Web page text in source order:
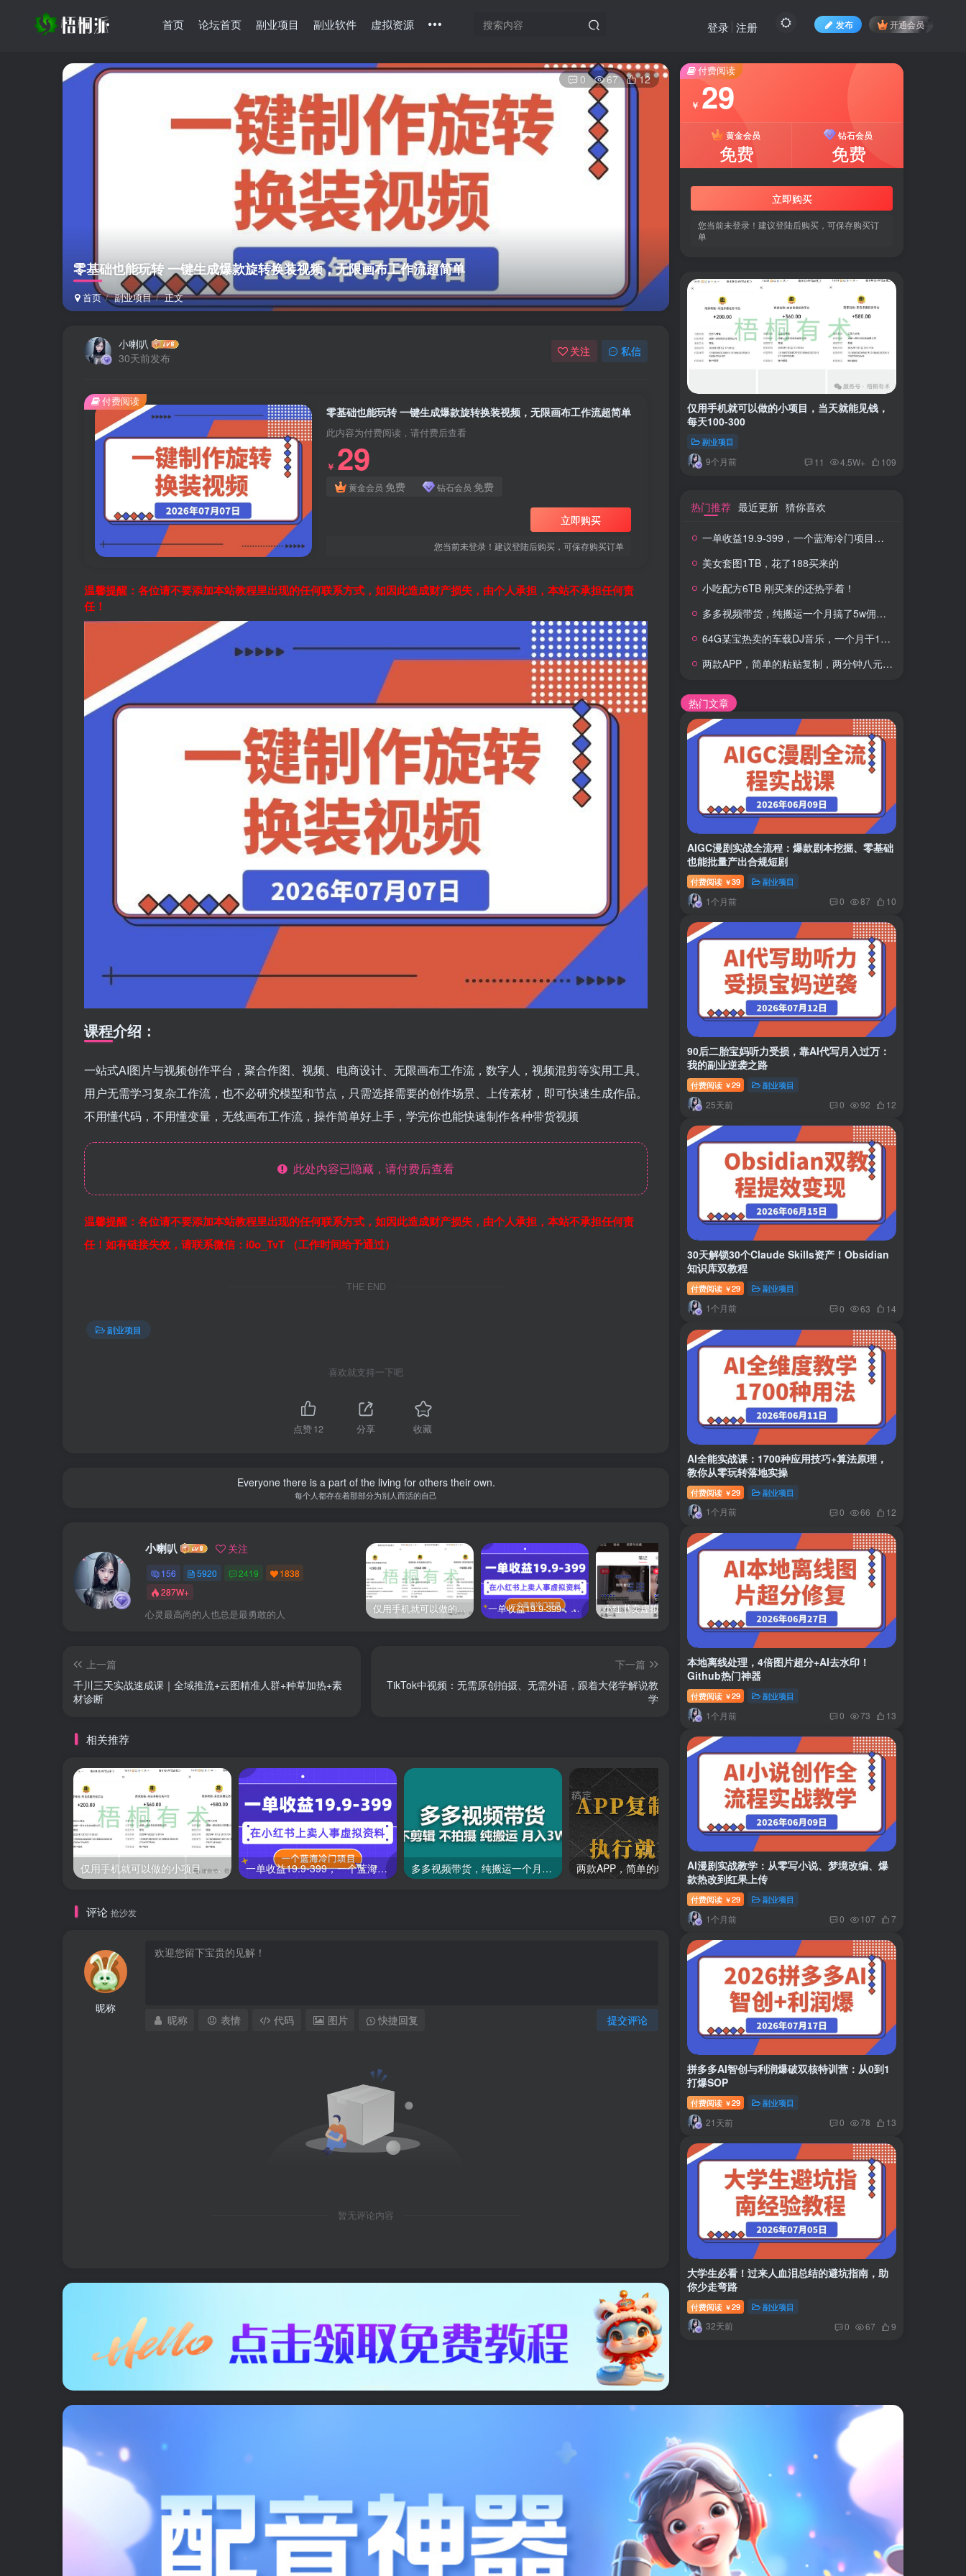
首页 论坛首页 副业项目 副业软件 虚拟资源 发布 开通会员
登录 注册
零基础也能玩转 一键生成爆款旋转换装视频，无限画布工作流超简单
首页 副业项目 正文
0 67 12
小喇叭
30天前发布
关注 私信
零基础也能玩转 一键生成爆款旋转换装视频，无限画布工作流超简单
此内容为付费阅读，请付费后查看
￥ 29
黄金会员 免费 钻石会员 免费
立即购买
您当前未登录！建议登陆后购买，可保存购买订单
付费阅读
温馨提醒：各位请不要添加本站教程里出现的任何联系方式，如因此造成财产损失，由个人承担，本站不承担任何责
任！
课程介绍：
一站式AI图片与视频创作平台，聚合作图、视频、电商设计、无限画布工作流，数字人，视频混剪等实用工具。
用户无需学习复杂工作流，也不必研究模型和节点，只需选择需要的创作场景、上传素材，即可快速生成作品。
不用懂代码，不用懂变量，无线画布工作流，操作简单好上手，学完你也能快速制作各种带货视频
此处内容已隐藏，请付费后查看
温馨提醒：各位请不要添加本站教程里出现的任何联系方式，如因此造成财产损失，由个人承担，本站不承担任何责
任！如有链接失效，请联系微信：i0o_TvT （工作时间给予通过）
THE END
副业项目
喜欢就支持一下吧
点赞12 分享 收藏
Everyone there is a part of the living for others their own.
每个人都存在着那部分为别人而活的自己
小喇叭 关注
156 5920 2419
1838
287W+
心灵最高尚的人也总是最勇敢的人 仅用手机就可以做的小项目，当天就能见钱，每天100-300 一单收益19.9-399，一个蓝海冷门项目，在小红书上卖人事虚拟资料 美女套图1TB，花了188买来的
上一篇
千川三天实战速成课｜全域推流+云图精准人群+种草加热+素
材诊断
下一篇
TikTok中视频：无需原创拍摄、无需外语，跟着大佬学解说教
学
相关推荐
仅用手机就可以做的小项目，当天就能见钱，每天100-300 一单收益19.9-399，一个蓝海冷门项目，在小红书上卖人事虚拟资料 多多视频带货，纯搬运一个月搞了5w佣金，小白也能操作 两款APP，简单的粘贴复制，两分钟八元钱，无限做，执行就有收入 2024最新风口项目 低密度蓝海赛道，日收益5000+周收益4w+…
评论 抢沙发
昵称
提交评论
昵称 表情 代码 图片 快捷回复
暂无评论内容
付费阅读
￥ 29
黄金会员
免费
钻石会员
免费
立即购买
您当前未登录！建议登陆后购买，可保存购买订
单
仅用手机就可以做的小项目，当天就能见钱，
每天100-300
副业项目
9个月前 11 4.5W+ 109
热门推荐 最近更新 猜你喜欢
一单收益19.9-399，一个蓝海冷门项目，在小红书上卖人事虚拟资料
美女套图1TB，花了188买来的
小吃配方6TB 刚买来的还热乎着！
多多视频带货，纯搬运一个月搞了5w佣金，小白也能操作
64G某宝热卖的车载DJ音乐，一个月干100W+利润
两款APP，简单的粘贴复制，两分钟八元钱，无限做，执行就有收入
热门文章
AIGC漫剧实战全流程：爆款剧本挖掘、零基础
也能批量产出合规短剧
付费阅读 ￥39 副业项目
1个月前 0 87 10
90后二胎宝妈听力受损，靠AI代写月入过万：
我的副业逆袭之路
付费阅读 ￥29 副业项目
25天前 0 92 12
30天解锁30个Claude Skills资产！Obsidian
知识库双教程
付费阅读 ￥29 副业项目
1个月前 0 63 14
AI全能实战课：1700种应用技巧+算法原理，
教你从零玩转落地实操
付费阅读 ￥29 副业项目
1个月前 0 66 12
本地离线处理，4倍图片超分+AI去水印！
Github热门神器
付费阅读 ￥29 副业项目
1个月前 0 73 13
AI漫剧实战教学：从零写小说、梦境改编、爆
款热改到红果上传
付费阅读 ￥29 副业项目
1个月前 0 107 7
拼多多AI智创与利润爆破双核特训营：从0到1
打爆SOP
付费阅读 ￥29 副业项目
21天前 0 78 13
大学生必看！过来人血泪总结的避坑指南，助
你少走弯路
付费阅读 ￥29 副业项目
32天前 0 67 9